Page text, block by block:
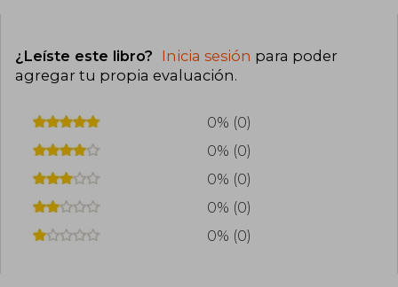
¿Leíste este libro? Inicia sesión para poder
agregar tu propia evaluación.
0% (0)
0% (0)
0% (0)
0% (0)
0% (0)